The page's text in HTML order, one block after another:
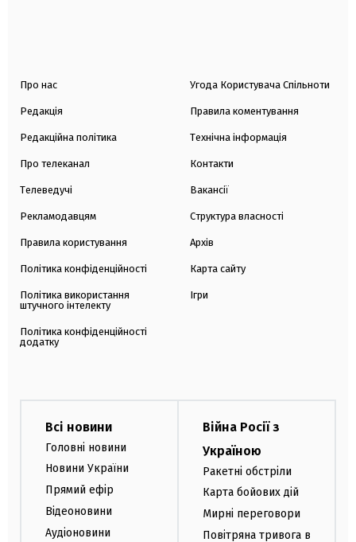
Про нас
Редакція
Редакційна політика
Про телеканал
Телеведучі
Рекламодавцям
Правила користування
Політика конфіденційності
Політика використання
штучного інтелекту
Політика конфіденційності
додатку
Угода Користувача Спільноти
Правила коментування
Технічна інформація
Контакти
Вакансії
Структура власності
Архів
Карта сайту
Ігри
Всі новини
Головні новини
Новини України
Прямий ефір
Відеоновини
Аудіоновини
Війна Росії з
Україною
Ракетні обстріли
Карта бойових дій
Мирні переговори
Повітряна тривога в